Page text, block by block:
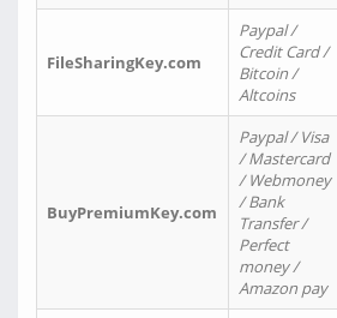
FileSharingKey.com
Paypal /
Credit Card /
Bitcoin /
Altcoins
BuyPremiumKey.com
Paypal / Visa
/ Mastercard
/ Webmoney
/ Bank
Transfer /
Perfect
money /
Amazon pay